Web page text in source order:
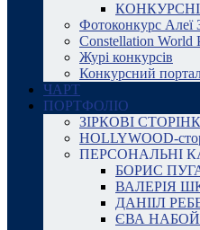
Фотоконкурс Алеї
Constellation World
Журі конкурсів
Конкурсний
ЧАРТ
ПОРТФОЛІО
ЗІРКОВІ
HOLLYWOOD-
ПЕРСОНАЛЬНІ
БОРИС
ВАЛЕРІЯ
ДАНІІЛ
ЄВА